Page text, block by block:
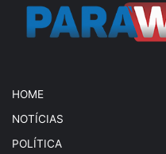
HOME
NOTÍCIAS
POLÍTICA